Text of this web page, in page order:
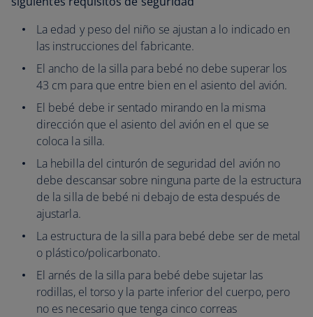
La edad y peso del niño se ajustan a lo indicado en
las instrucciones del fabricante.
El ancho de la silla para bebé no debe superar los
43 cm para que entre bien en el asiento del avión.
El bebé debe ir sentado mirando en la misma
dirección que el asiento del avión en el que se
coloca la silla.
La hebilla del cinturón de seguridad del avión no
debe descansar sobre ninguna parte de la estructura
de la silla de bebé ni debajo de esta después de
ajustarla.
La estructura de la silla para bebé debe ser de metal
o plástico/policarbonato.
El arnés de la silla para bebé debe sujetar las
rodillas, el torso y la parte inferior del cuerpo, pero
no es necesario que tenga cinco correas